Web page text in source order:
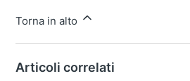
Torna in alto
Articoli correlati